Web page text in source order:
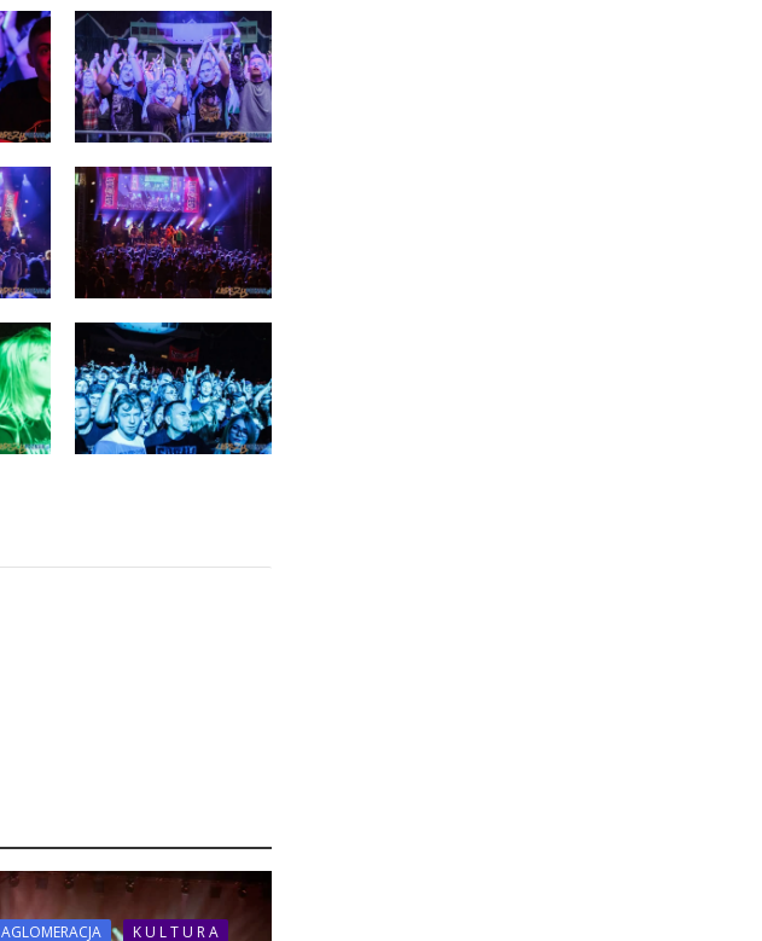
AGLOMERACJA K U L T U R A